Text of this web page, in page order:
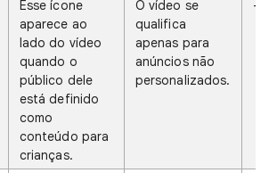
Esse ícone
aparece ao
lado do vídeo
quando o
público dele
está definido
como
conteúdo para
crianças.
O vídeo se
qualifica
apenas para
anúncios não
personalizados.
-